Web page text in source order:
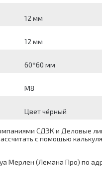
12 мм
12 мм
60*60 мм
М8
Цвет чёрный
СДЭК и Деловые
с помощью
Мерлен (Лемана Про) по